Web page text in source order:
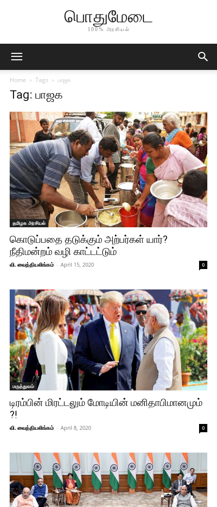
பொதுமேடை
100% அரசியல்
Home Tags பாஜக
Tag: பாஜக
தமிழக அரசியல்
கொடுப்பதை தடுக்கும் அற்பர்கள் யார்?
நீதிமன்றம் வழி காட்டட்டும்
வி. வைத்தியலிங்கம் - April 15, 2020 0
மருத்துவம்
டிரம்பின் மிரட்டலும் மோடியின் மனிதாபிமானமும்
?!
வி. வைத்தியலிங்கம் - April 8, 2020 0